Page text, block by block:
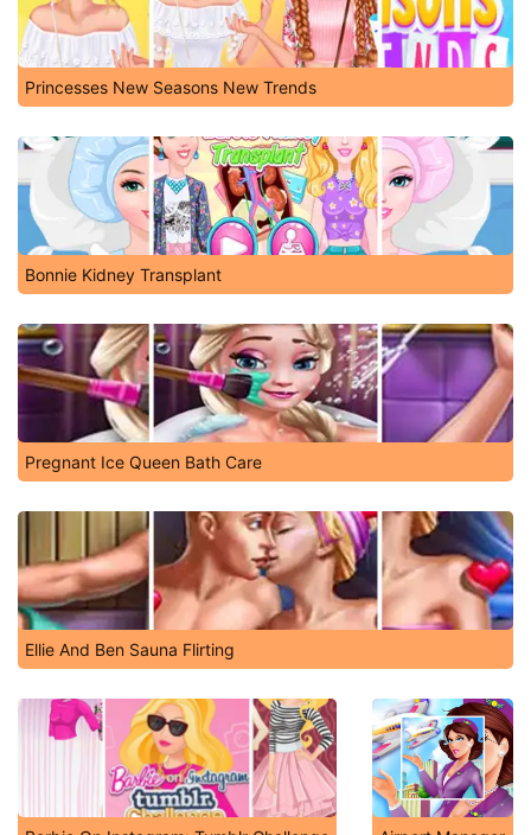
Princesses New Seasons New Trends
Bonnie Kidney Transplant
Pregnant Ice Queen Bath Care
Ellie And Ben Sauna Flirting